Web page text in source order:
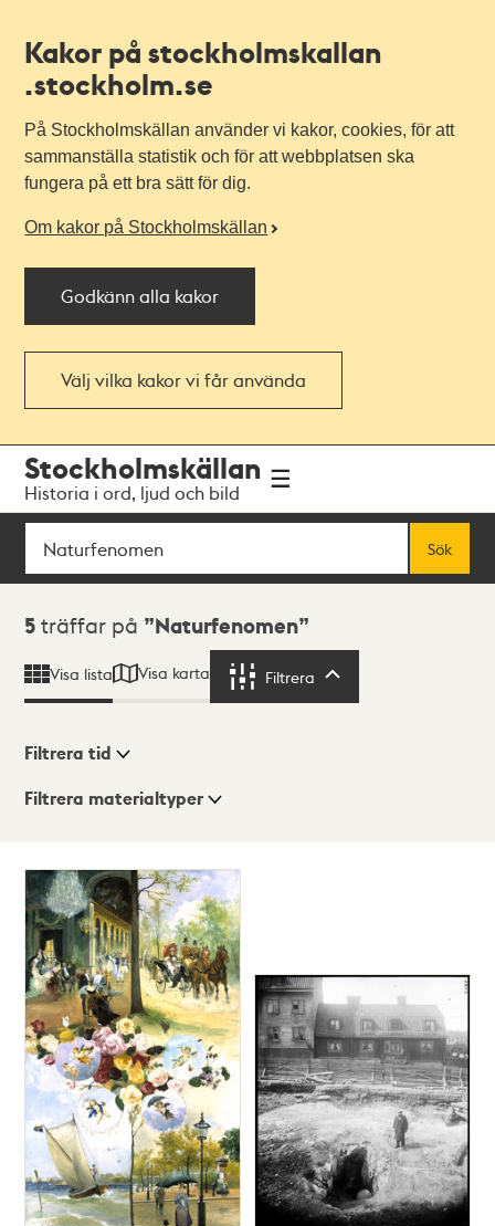
Kakor på stockholmskallan
.stockholm.se
På Stockholmskällan använder vi kakor, cookies, för att
sammanställa statistik och för att webbplatsen ska
fungera på ett bra sätt för dig.
Om kakor på Stockholmskällan
Godkänn alla kakor
Välj vilka kakor vi får använda
navigationen
huvudinnehållet
Stockholmskällan
Historia i ord, ljud och bild
Sök
Sök
Sökresultat
5 träffar på Naturfenomen
Visa lista Visa karta Filtrera
Visningsläge
Lista
Karta
Filtrera tid
Filtrera materialtyper
träffar